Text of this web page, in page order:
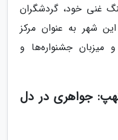
غنی خود، گردشگران
شهر به عنوان مرکز
میزبان جشنواره‌ها و
جواهری در دل